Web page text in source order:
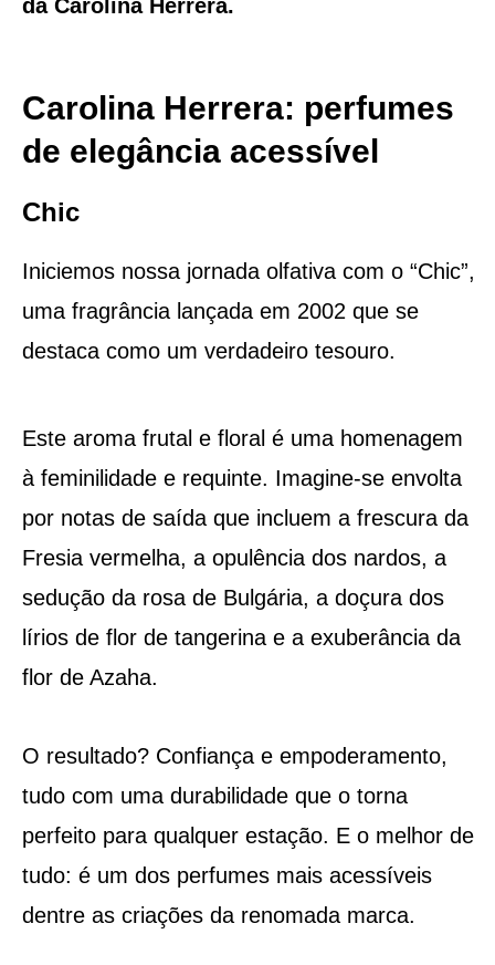
da Carolina Herrera.
Carolina Herrera: perfumes
de elegância acessível
Chic
Iniciemos nossa jornada olfativa com o “Chic”,
uma fragrância lançada em 2002 que se
destaca como um verdadeiro tesouro.
Este aroma frutal e floral é uma homenagem
à feminilidade e requinte. Imagine-se envolta
por notas de saída que incluem a frescura da
Fresia vermelha, a opulência dos nardos, a
sedução da rosa de Bulgária, a doçura dos
lírios de flor de tangerina e a exuberância da
flor de Azaha.
O resultado? Confiança e empoderamento,
tudo com uma durabilidade que o torna
perfeito para qualquer estação. E o melhor de
tudo: é um dos perfumes mais acessíveis
dentre as criações da renomada marca.